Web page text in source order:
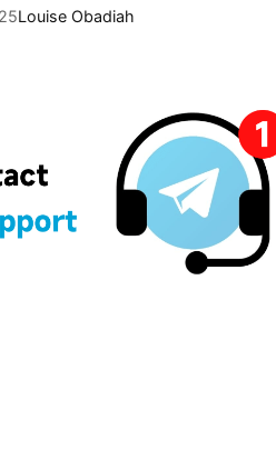
Louise Obadiah